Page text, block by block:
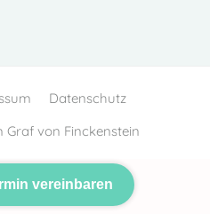
Datenschutz
von Finckenstein
vereinbaren